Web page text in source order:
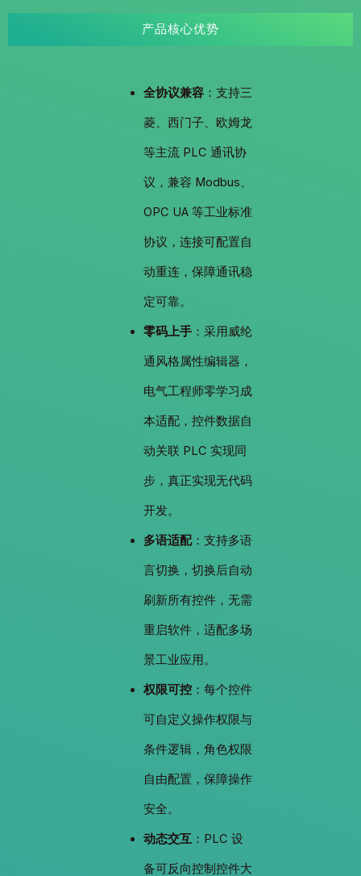
产品核心优势
全协议兼容：支持三
菱、西门子、欧姆龙
等主流 PLC 通讯协
议，兼容 Modbus、
OPC UA 等工业标准
协议，连接可配置自
动重连，保障通讯稳
定可靠。
零码上手：采用威纶
通风格属性编辑器，
电气工程师零学习成
本适配，控件数据自
动关联 PLC 实现同
步，真正实现无代码
开发。
多语适配：支持多语
言切换，切换后自动
刷新所有控件，无需
重启软件，适配多场
景工业应用。
权限可控：每个控件
可自定义操作权限与
条件逻辑，角色权限
自由配置，保障操作
安全。
动态交互：PLC 设
备可反向控制控件大